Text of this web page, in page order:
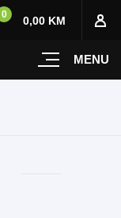
MENU
0 0,00 KM